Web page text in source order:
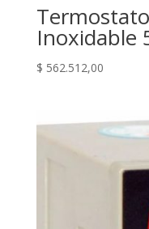
Inoxidable
$ 562.512,00